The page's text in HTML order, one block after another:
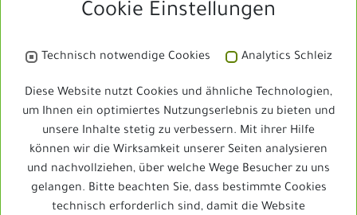
Rennstadt Schleiz
Schleizer Dreieck Jedermann
Schleizer Dreieck Jedermann
Cookie Einstellungen
Technisch notwendige Cookies Analytics Schleiz
Diese Website nutzt Cookies und ähnliche Technologien,
um Ihnen ein optimiertes Nutzungserlebnis zu bieten und
unsere Inhalte stetig zu verbessern. Mit ihrer Hilfe
können wir die Wirksamkeit unserer Seiten analysieren
und nachvollziehen, über welche Wege Besucher zu uns
gelangen. Bitte beachten Sie, dass bestimmte Cookies
technisch erforderlich sind, damit die Website